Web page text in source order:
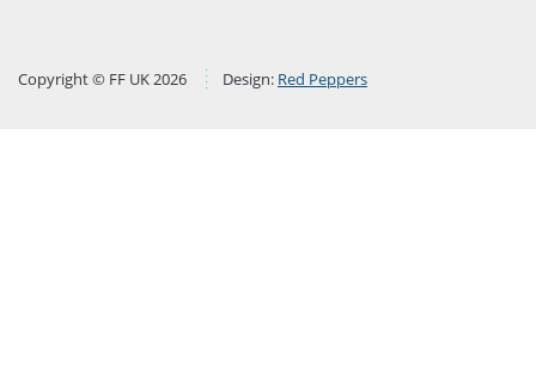
Copyright © FF UK 2026 Design: Red Peppers